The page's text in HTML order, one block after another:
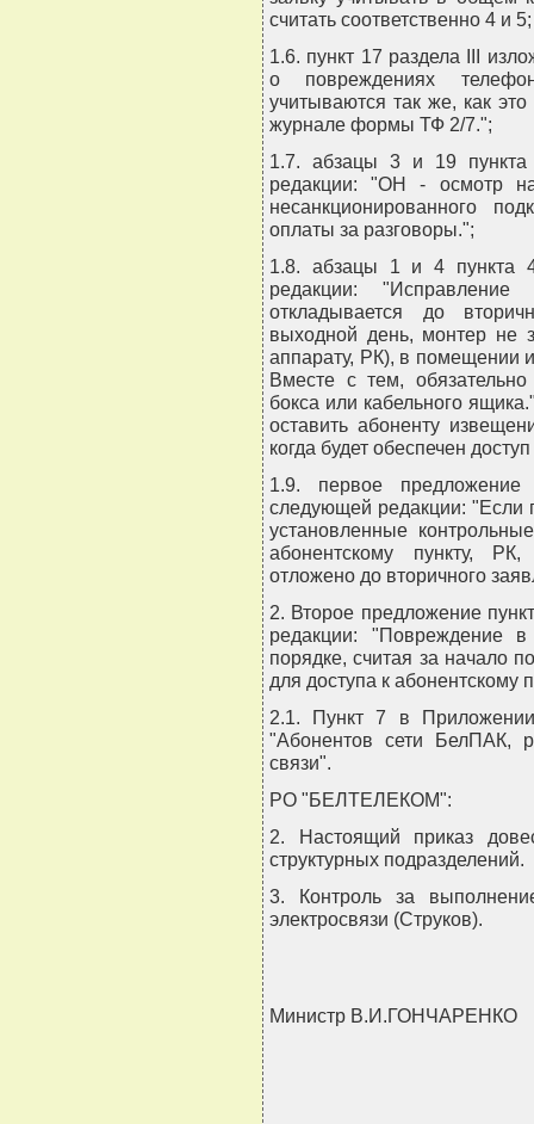
считать соответственно 4 и 5;
1.6. пункт 17 раздела III
о повреждениях
учитываются так же, как
журнале формы ТФ 2/7.";
1.7. абзацы 3 и 19
редакции: "ОН - осмотр
несанкционированного
оплаты за разговоры.";
1.8. абзацы 1 и 4 пункта
редакции:
откладывается до
выходной день, монтер не
аппарату, РК), в помещении
Вместе с тем,
бокса или кабельного
оставить абоненту
когда будет обеспечен
1.9. первое
следующей редакции: "Если
установленные
абонентскому пункту,
отложено до вторичного
2. Второе предложение
редакции: "Повреждение
порядке, считая за начало
для доступа к абонентскому
2.1. Пункт 7 в
"Абонентов сети
связи".
РО "БЕЛТЕЛЕКОМ":
2. Настоящий приказ
структурных подразделений.
3. Контроль за
электросвязи (Струков).
Министр В.И.ГОНЧАРЕНКО